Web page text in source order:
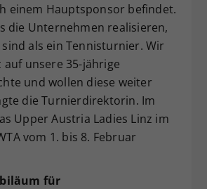
einem Hauptsponsor befindet.
die Unternehmen realisieren,
als ein Tennisturnier. Wir
auf unsere 35-jährige
und wollen diese weiter
die Turnierdirektorin. Im
Upper Austria Ladies Linz im
vom 1. bis 8. Februar
für